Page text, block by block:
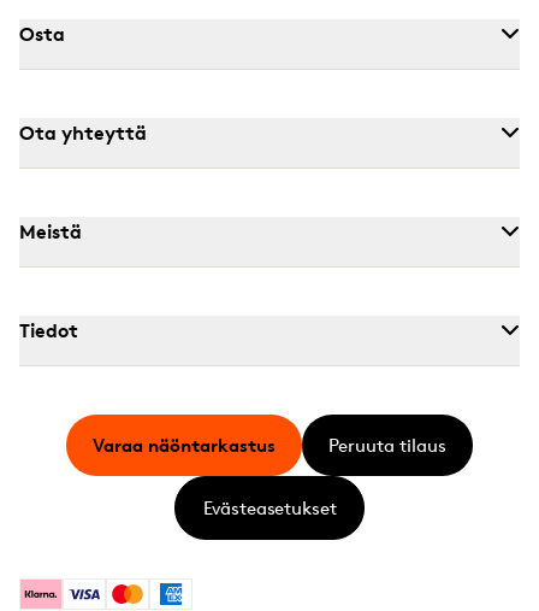
Osta
Ota yhteyttä
Meistä
Tiedot
KlarnaVisa MastercardAmerican Express
Varaa näöntarkastus Peruuta tilaus
Evästeasetukset